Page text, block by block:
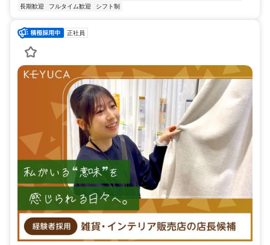
長期歓迎
フルタイム歓迎 シフト制
正社員